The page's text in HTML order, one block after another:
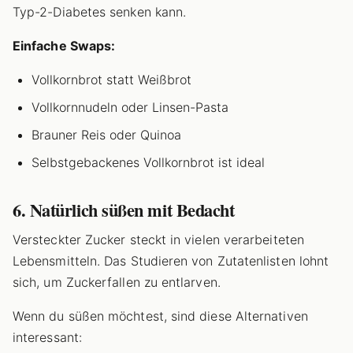
Typ-2-Diabetes senken kann.
Einfache Swaps:
Vollkornbrot statt Weißbrot
Vollkornnudeln oder Linsen-Pasta
Brauner Reis oder Quinoa
Selbstgebackenes Vollkornbrot ist ideal
6. Natürlich süßen mit Bedacht
Versteckter Zucker steckt in vielen verarbeiteten
Lebensmitteln. Das Studieren von Zutatenlisten lohnt
sich, um Zuckerfallen zu entlarven.
Wenn du süßen möchtest, sind diese Alternativen
interessant: